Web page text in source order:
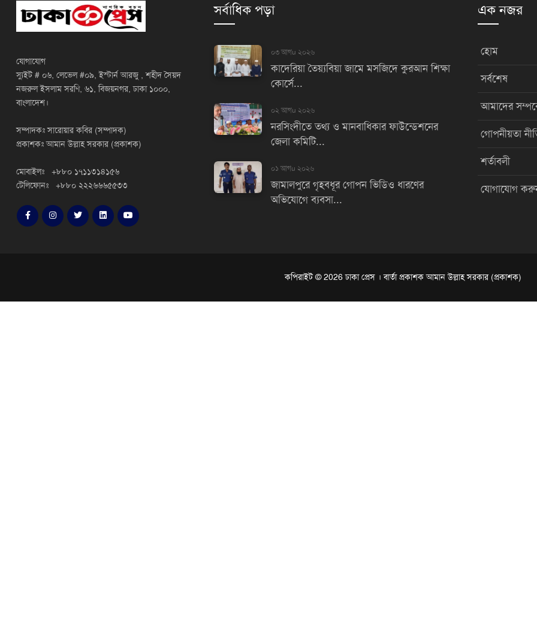
যোগাযোগ
স্যুইট # ০৬, লেভেল #০৯, ইস্টার্ন আরজু , শহীদ সৈয়দ
নজরুল ইসলাম সরণি, ৬১, বিজয়নগর, ঢাকা ১০০০,
বাংলাদেশ।
সম্পাদকঃ সারোয়ার কবির (সম্পাদক)
প্রকাশকঃ আমান উল্লাহ সরকার (প্রকাশক)
মোবাইলঃ +৮৮০ ১৭১১৩১৪১৫৬
টেলিফোনঃ +৮৮০ ২২২৬৬৬৫৫৩৩
সর্বাধিক পড়া
০৩ আগu ২০২৬
কাদেরিয়া তৈয়্যবিয়া জামে মসজিদে কুরআন শিক্ষা
কোর্সে...
০২ আগu ২০২৬
নরসিংদীতে তথ্য ও মানবাধিকার ফাউন্ডেশনের
জেলা কমিটি...
০১ আগu ২০২৬
জামালপুরে গৃহবধূর গোপন ভিডিও ধারণের
অভিযোগে ব্যবসা...
এক নজর
হোম
সর্বশেষ
আমাদের
গোপনীয়তা
শর্তাবলী
যোগাযোগ
কপিরাইট © 2026 ঢাকা প্রেস । বার্তা প্রকাশক আমান উল্লাহ সরকার (প্রকাশক)